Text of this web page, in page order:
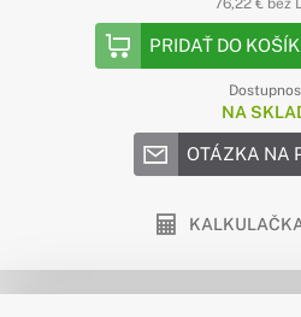
76,22 € bez
PRIDAŤ DO
NA
OTÁZKA NA